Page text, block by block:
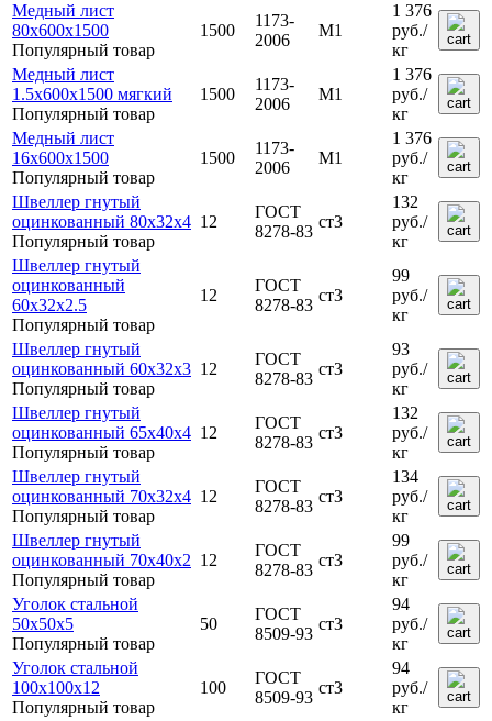
Медный лист
80x600х1500
Популярный товар
1500
1173-
2006
М1
1 376
руб./
кг
Медный лист
1.5x600x1500 мягкий
Популярный товар
1500
1173-
2006
М1
1 376
руб./
кг
Медный лист
16x600x1500
Популярный товар
1500
1173-
2006
М1
1 376
руб./
кг
Швеллер гнутый
оцинкованный 80х32х4
Популярный товар
12
ГОСТ
8278-83
ст3
132
руб./
кг
Швеллер гнутый
оцинкованный
60х32х2.5
Популярный товар
12
ГОСТ
8278-83
ст3
99
руб./
кг
Швеллер гнутый
оцинкованный 60х32х3
Популярный товар
12
ГОСТ
8278-83
ст3
93
руб./
кг
Швеллер гнутый
оцинкованный 65х40х4
Популярный товар
12
ГОСТ
8278-83
ст3
132
руб./
кг
Швеллер гнутый
оцинкованный 70х32х4
Популярный товар
12
ГОСТ
8278-83
ст3
134
руб./
кг
Швеллер гнутый
оцинкованный 70х40х2
Популярный товар
12
ГОСТ
8278-83
ст3
99
руб./
кг
Уголок стальной
50x50х5
Популярный товар
50
ГОСТ
8509-93
ст3
94
руб./
кг
Уголок стальной
100х100х12
Популярный товар
100
ГОСТ
8509-93
ст3
94
руб./
кг